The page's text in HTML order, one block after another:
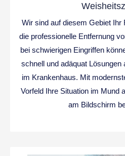
Wir sind auf diesem Gebiet Ihr
die professionelle Entfernung
bei schwierigen Eingriffen
schnell und adäquat Lösungen
im Krankenhaus. Mit
Vorfeld Ihre Situation im Mund
am Bildschirm